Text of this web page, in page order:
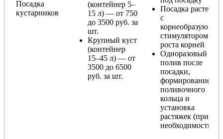
Посадка
кустарников
(контейнер 5–
15 л) — от 750
до 3500 руб. за
шт.
Крупный куст
(контейнер
15–45 л) — от
3500 до 6500
руб. за шт.
Посадка растения
с
корнеобразующим
стимулятором
роста корней
Одноразовый
полив после
посадки,
формирование
поливочного
кольца и
установка
растяжек (при
необходимости)